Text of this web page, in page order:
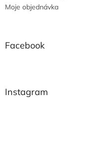
Moje objednávka
Facebook
Instagram